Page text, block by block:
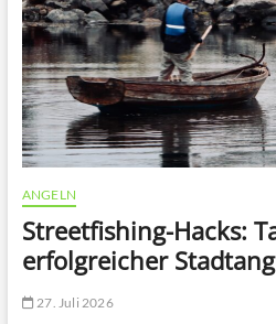
ANGELN
Streetfishing-Hacks:
erfolgreicher
27. Juli 2026